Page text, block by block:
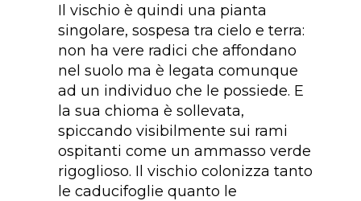
Il vischio è quindi una pianta
singolare, sospesa tra cielo e terra:
non ha vere radici che affondano
nel suolo ma è legata comunque
ad un individuo che le possiede. E
la sua chioma è sollevata,
spiccando visibilmente sui rami
ospitanti come un ammasso verde
rigoglioso. Il vischio colonizza tanto
le caducifoglie quanto le